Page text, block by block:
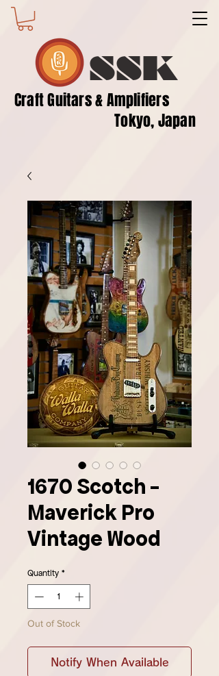
SSK
​Craft Guitars & Amplifiers
Tokyo, Japan
1670 Scotch -
Maverick Pro
Vintage Wood
Quantity *
Out of Stock
Notify When Available